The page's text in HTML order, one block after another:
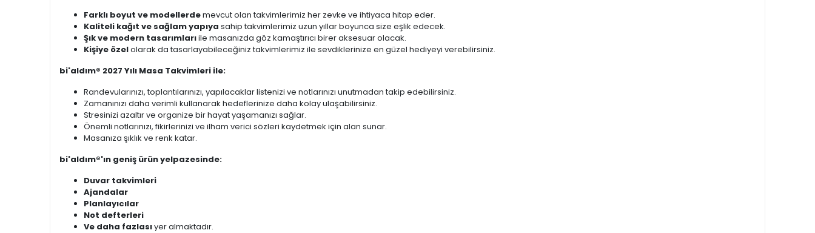
Farklı boyut ve modellerdemevcut olan takvimlerimiz her zevke ve ihtiyaca hitap eder.
Kaliteli kağıt ve sağlam yapıya sahip takvimlerimiz uzun yıllar boyunca size eşlik edecek.
Şık ve modern tasarımlarıile masanızda göz kamaştırıcı birer aksesuar olacak.
Kişiye özelolarak da tasarlayabileceğiniz takvimlerimiz ile sevdiklerinize en güzel hediyeyi verebilirsiniz.
bi'aldım® 2027 Yılı Masa Takvimleri ile:
Randevularınızı, toplantılarınızı, yapılacaklar listenizi ve notlarınızı unutmadan takip edebilirsiniz.
Zamanınızı daha verimli kullanarak hedeflerinize daha kolay ulaşabilirsiniz.
Stresinizi azaltır ve organize bir hayat yaşamanızı sağlar.
Önemli notlarınızı, fikirlerinizi ve ilham verici sözleri kaydetmek için alan sunar.
Masanıza şıklık ve renk katar.
bi'aldım®'ın geniş ürün yelpazesinde:
Duvar takvimleri
Ajandalar
Planlayıcılar
Not defterleri
Ve daha fazlasıyer almaktadır.